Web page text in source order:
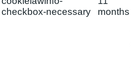
checkbox-necessary
months